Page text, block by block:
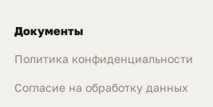
Документы
Политика конфиденциальности
Согласие на обработку данных